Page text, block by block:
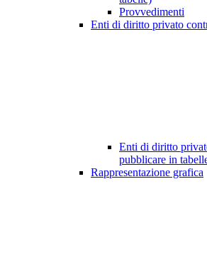
Provvedimenti
Enti di diritto privato
Enti di diritto
pubblicare in
Rappresentazione grafica